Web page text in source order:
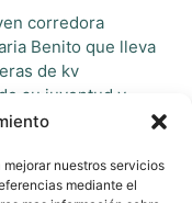
nuestros servicios
mediante el
corredora
Benito que lleva
de kv
su juventud y
la cabeza de